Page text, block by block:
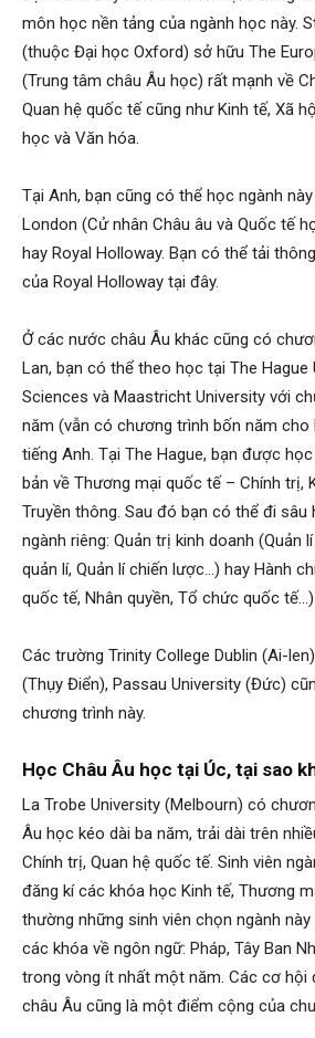
môn học nền tảng của ngành học này.
(thuộc Đại học Oxford) sở hữu The
(Trung tâm châu Âu học) rất mạnh về
Quan hệ quốc tế cũng như Kinh tế, Xã
học và Văn hóa.
Tại Anh, bạn cũng có thể học ngành này
London (Cử nhân Châu âu và Quốc tế
hay Royal Holloway. Bạn có thể tải
của Royal Holloway tại đây.
Ở các nước châu Âu khác cũng có
Lan, bạn có thể theo học tại The Hague
Sciences và Maastricht University với
năm (vẫn có chương trình bốn năm cho
tiếng Anh. Tại The Hague, bạn được
bản về Thương mại quốc tế – Chính trị,
Truyền thông. Sau đó bạn có thể đi sâu
ngành riêng: Quản trị kinh doanh (Quản
quản lí, Quản lí chiến lược…) hay Hành
quốc tế, Nhân quyền, Tổ chức quốc tế…)
Các trường Trinity College Dublin (Ai-
(Thụy Điển), Passau University (Đức)
chương trình này.
Học Châu Âu học tại Úc, tại sao
La Trobe University (Melbourn) có
Âu học kéo dài ba năm, trải dài trên
Chính trị, Quan hệ quốc tế. Sinh viên
đăng kí các khóa học Kinh tế, Thương
thường những sinh viên chọn ngành
các khóa về ngôn ngữ: Pháp, Tây Ban
trong vòng ít nhất một năm. Các cơ
châu Âu cũng là một điểm cộng của